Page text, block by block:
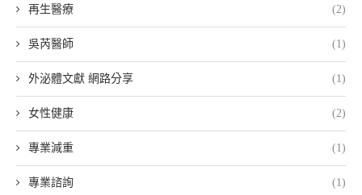
再生醫療 (2)
吳芮醫師 (1)
外泌體文獻 網路分享 (1)
女性健康 (2)
專業減重 (1)
專業諮詢 (1)